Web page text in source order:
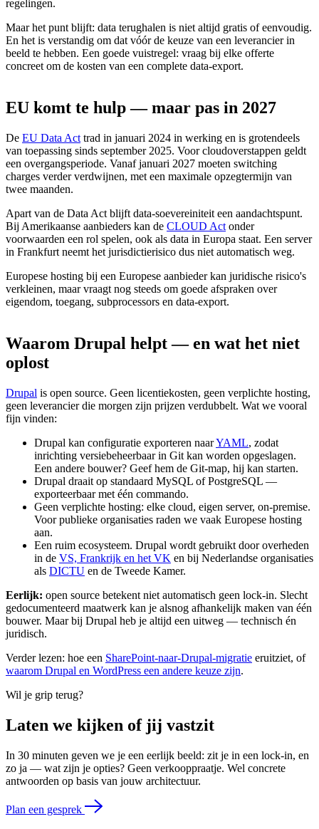
regelingen.
Maar het punt blijft: data terughalen is niet altijd gratis of eenvoudig.
En het is verstandig om dat vóór de keuze van een leverancier in
beeld te hebben. Een goede vuistregel: vraag bij elke offerte
concreet om de kosten van een complete data-export.
EU komt te hulp — maar pas in 2027
De EU Data Act trad in januari 2024 in werking en is grotendeels
van toepassing sinds september 2025. Voor cloudoverstappen geldt
een overgangsperiode. Vanaf januari 2027 moeten switching
charges verder verdwijnen, met een maximale opzegtermijn van
twee maanden.
Apart van de Data Act blijft data-soevereiniteit een aandachtspunt.
Bij Amerikaanse aanbieders kan de CLOUD Act onder
voorwaarden een rol spelen, ook als data in Europa staat. Een server
in Frankfurt neemt het jurisdictierisico dus niet automatisch weg.
Europese hosting bij een Europese aanbieder kan juridische risico's
verkleinen, maar vraagt nog steeds om goede afspraken over
eigendom, toegang, subprocessors en data-export.
Waarom Drupal helpt — en wat het niet
oplost
Drupal is open source. Geen licentiekosten, geen verplichte hosting,
geen leverancier die morgen zijn prijzen verdubbelt. Wat we vooral
fijn vinden:
Drupal kan configuratie exporteren naarYAML, zodat
inrichting versiebeheerbaar in Git kan worden opgeslagen.
Een andere bouwer? Geef hem de Git-map, hij kan starten.
Drupal draait op standaard MySQL of PostgreSQL —
exporteerbaar met één commando.
Geen verplichte hosting: elke cloud, eigen server, on-premise.
Voor publieke organisaties raden we vaak Europese hosting
aan.
Een ruim ecosysteem. Drupal wordt gebruikt door overheden
in de VS, Frankrijk en het VK en bij Nederlandse organisaties
als DICTU en de Tweede Kamer.
Eerlijk: open source betekent niet automatisch geen lock-in. Slecht
gedocumenteerd maatwerk kan je alsnog afhankelijk maken van één
bouwer. Maar bij Drupal heb je altijd een uitweg — technisch én
juridisch.
Verder lezen: hoe een SharePoint-naar-Drupal-migratie eruitziet, of
waarom Drupal en WordPress een andere keuze zijn.
Wil je grip terug?
Laten we kijken of jij vastzit
In 30 minuten geven we je een eerlijk beeld: zit je in een lock-in, en
zo ja — wat zijn je opties? Geen verkooppraatje. Wel concrete
antwoorden op basis van jouw architectuur.
Plan een gesprek